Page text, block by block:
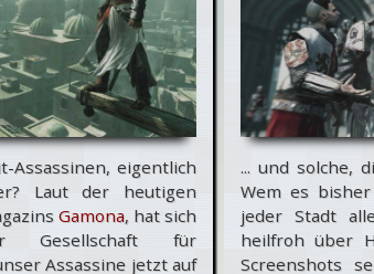
Assassinen, eigentlich
Laut der heutigen
Gamona, hat sich
Gesellschaft für
Assassine jetzt auf
... und solche,
Wem es
jeder Stadt
heilfroh über
Screenshots